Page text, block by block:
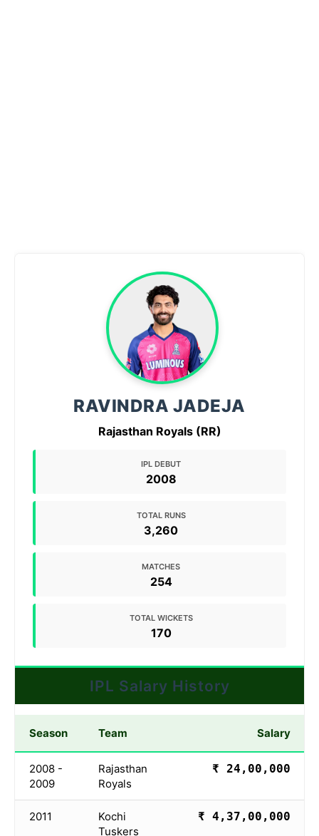
RAVINDRA JADEJA
Rajasthan Royals (RR)
IPL DEBUT
2008
TOTAL RUNS
3,260
MATCHES
254
TOTAL WICKETS
170
IPL Salary History
Season Team Salary
2008 -
2009
Rajasthan
Royals
₹ 24,00,000
2011
Kochi
Tuskers
₹ 4,37,00,000